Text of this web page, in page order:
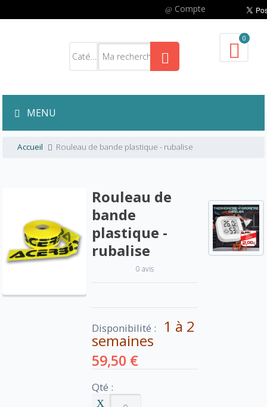
Compte
0
MENU
Accueil Rouleau de bande plastique - rubalise
Rouleau de
bande
plastique -
rubalise
0 avis
Disponibilité : 1 à 2
semaines
59,50 €
Qté :